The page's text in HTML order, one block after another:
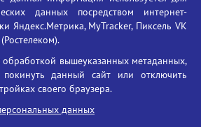
работы: пн-пт 09:00-18:00
+7(4832)58-90-85
данных посредством интернет-
Яндекс.Метрика, MyTracker, Пиксель VK
обработкой вышеуказанных метаданных,
данный сайт или отключить
своего браузера.
данных